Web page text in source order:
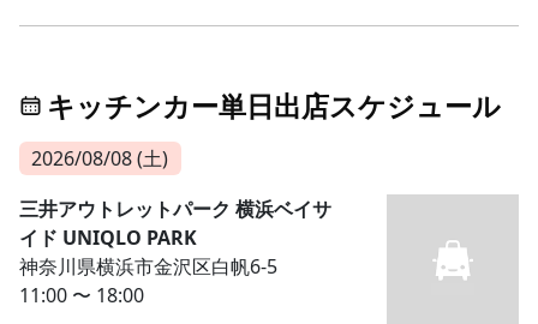
キッチンカー単日出店スケジュール
2026/08/08 (土)
三井アウトレットパーク 横浜ベイサ
イド UNIQLO PARK
神奈川県横浜市金沢区白帆6-5
11:00 〜 18:00